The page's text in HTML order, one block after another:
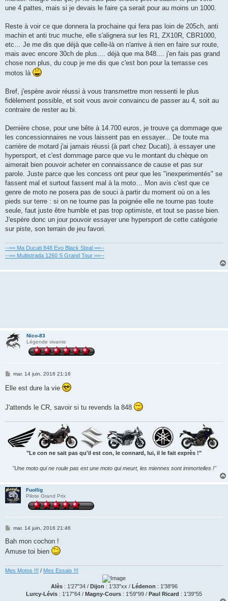
une 4 pattes, mais si je devais le faire ça serait pour au moins un 1000.
Reste à voir ce que donnera la prochaine qui fera pas loin de 205ch, anti
machin et anti truc muche, elle s'alignera sur les R1, ZX10R, CBR1000,
etc… Je me dis que déjà que celle-là on n'arrive à rien en faire sur route,
mais avec encore 30ch de plus.... déjà que ma 848.... j'en fais pas grand
chose non plus, du coup je me dis que c'est bon pour la terrasse ces
motos là
Bref, j'espère avoir réussi à vous transmettre mon ressenti le plus
fidèlement possible, et soit vous avoir convaincu de passer au 4, soit au
contraire de rester au bi.
Dernière chose, pour une bête à 14.700 euros, je trouve ça dommage que
les concessionnaires ne vous laissent pas en essayer... De toute ma
carrière de motard j'ai jamais réussi (à part chez Ducati), à essayer une
hypersport, et c'est dommage parce que vu le montant du chèque on
aimerait bien pouvoir acheter en connaissance de cause et pas sur
parole. Juste parce que les concess ont peur que les "inexperimentés" se
fassent mal et surtout fassent mal à la moto… Mon avis c'est que ce
genre de moto ne posera pas de souci à partir du moment où on a les
pieds sur terre : si on ne tourne pas la poignée elle ne tourne pas toute
seule, faut juste être humble et pas trop optimiste, et tout se passe bien.
J'espère donc un jour pouvoir essayer une hypersport de cette catégorie
sur piste, son terrain de jeu favori.
--== Ma Ducati 848 Evo Black Steal ==--
--== Multistrada 1260 S Grand Tour ==--
Nico-83
Légende vivante
M
s
s
e
mar. 14 juin, 2016 21:16
Elle est dure la vie
J'attends le CR, savoir si tu revends la 848
"Le con ne sait pas qu'il est con, le connard, lui, il le fait exprès !"
"Une moto qui ne roule pas est une moto qui meurt, les miennes sont immortelles !"
Fuollig
Pilote Grand Prix
M
s
a
mar. 14 juin, 2016 21:46
Bah mon cochon !
Amuse toi bien
Mes Motos !!! / Mes Essais !!!
Alès : 1'27"34 / Dijon : 1'33"xx / Lédenon : 1'38'96
Lurcy-Lévis : 1'17"64 / Magny-Cours : 1'59"99 / Paul Ricard : 1'39"55